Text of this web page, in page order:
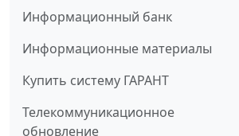
Информационный банк
Информационные материалы
Купить систему ГАРАНТ
Телекоммуникационное
обновление